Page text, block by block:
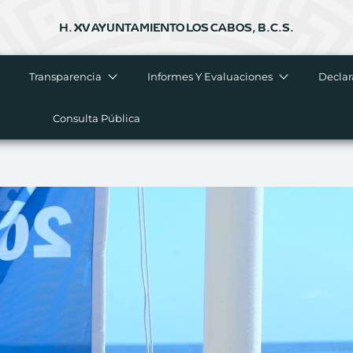
H. XV AYUNTAMIENTO LOS CABOS, B.C.S.
Transparencia Informes Y Evaluaciones
Consulta Pública